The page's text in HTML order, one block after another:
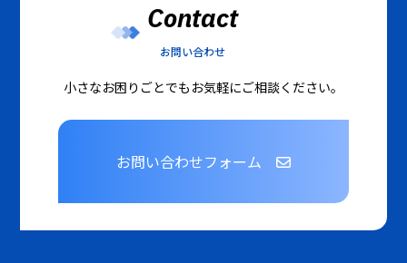
Contact
お問い合わせ
小さなお困りごとでもお気軽にご相談ください。
お問い合わせフォーム